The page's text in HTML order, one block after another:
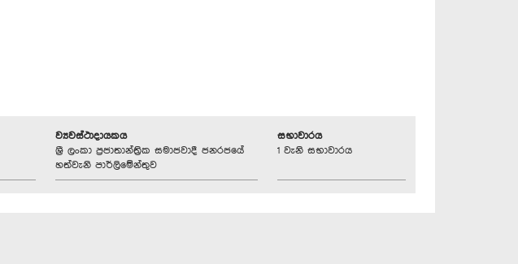
ව්‍යවස්ථාදායකය
ශ්‍රී ලංකා ප්‍රජාතාන්ත්‍රික සමාජවාදී ජනරජයේ
හත්වැනි පාර්ලිමේන්තුව
සභාවාරය
1 වැනි සභාවාරය